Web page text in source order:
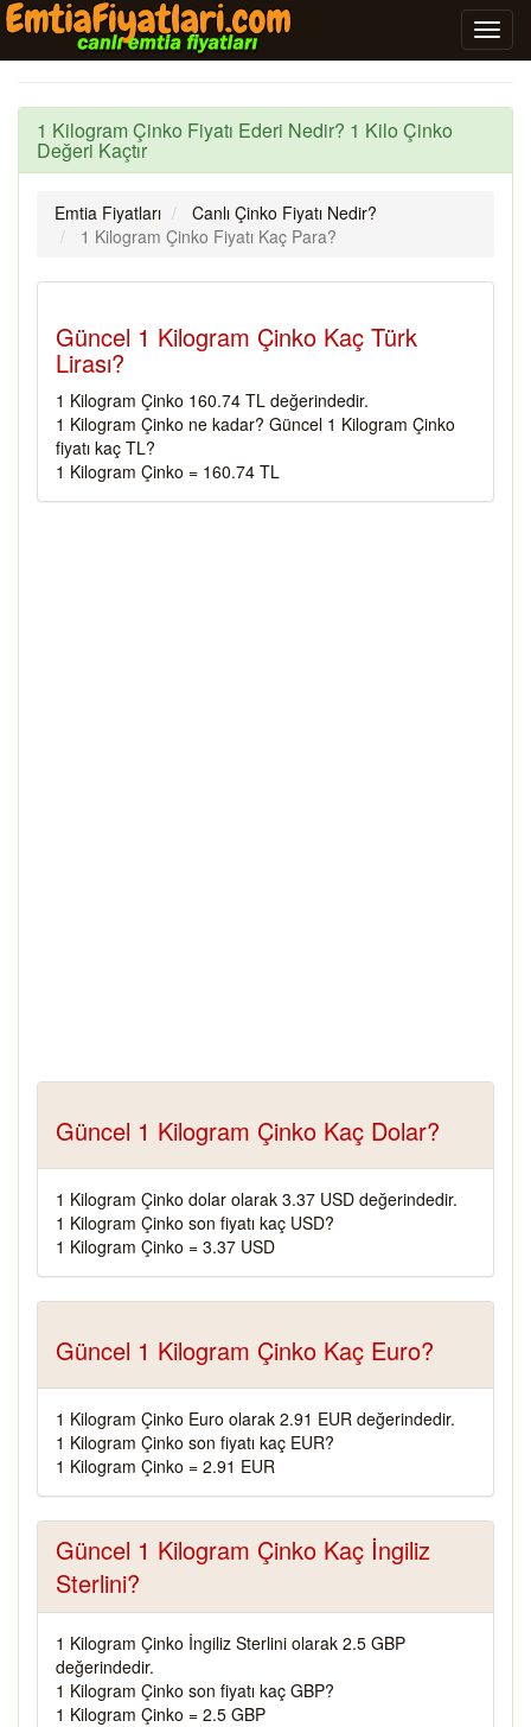
1 Kilogram Çinko Fiyatı Ederi Nedir? 1 Kilo Çinko
Değeri Kaçtır
Emtia Fiyatları
Canlı Çinko Fiyatı Nedir?
1 Kilogram Çinko Fiyatı Kaç Para?
Güncel 1 Kilogram Çinko Kaç Türk
Lirası?
1 Kilogram Çinko 160.74 TL değerindedir.
1 Kilogram Çinko ne kadar? Güncel 1 Kilogram Çinko
fiyatı kaç TL?
1 Kilogram Çinko = 160.74 TL
Güncel 1 Kilogram Çinko Kaç Dolar?
1 Kilogram Çinko dolar olarak 3.37 USD değerindedir.
1 Kilogram Çinko son fiyatı kaç USD?
1 Kilogram Çinko = 3.37 USD
Güncel 1 Kilogram Çinko Kaç Euro?
1 Kilogram Çinko Euro olarak 2.91 EUR değerindedir.
1 Kilogram Çinko son fiyatı kaç EUR?
1 Kilogram Çinko = 2.91 EUR
Güncel 1 Kilogram Çinko Kaç İngiliz
Sterlini?
1 Kilogram Çinko İngiliz Sterlini olarak 2.5 GBP
değerindedir.
1 Kilogram Çinko son fiyatı kaç GBP?
1 Kilogram Çinko = 2.5 GBP